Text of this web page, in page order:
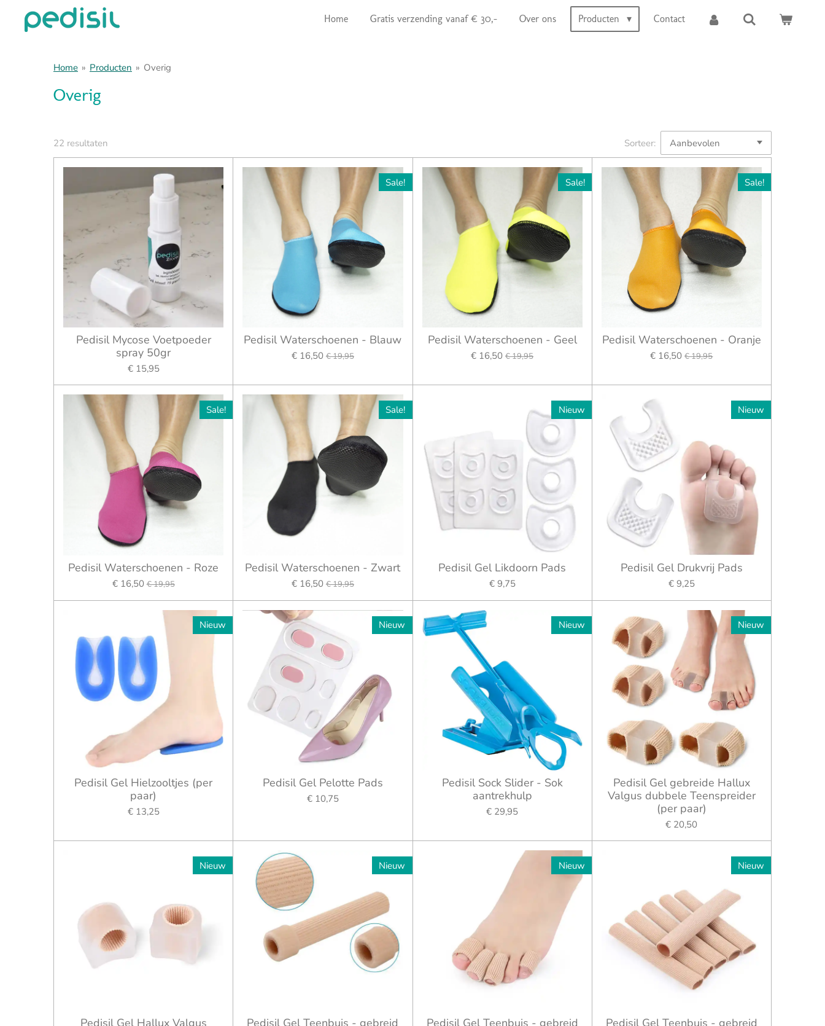
direct
hoofdinhoud
Home Gratis verzending vanaf € 30,- Over ons Producten Contact
Home » Producten » Overig
Overig
22 resultaten Sorteer:
Pedisil Mycose Voetpoeder
spray 50gr
€ 15,95
Sale!
Pedisil Waterschoenen - Blauw
€ 16,50 € 19,95
Sale!
Pedisil Waterschoenen - Geel
€ 16,50 € 19,95
Sale!
Pedisil Waterschoenen - Oranje
€ 16,50 € 19,95
Sale!
Pedisil Waterschoenen - Roze
€ 16,50 € 19,95
Sale!
Pedisil Waterschoenen - Zwart
€ 16,50 € 19,95
Nieuw
Pedisil Gel Likdoorn Pads
€ 9,75
Nieuw
Pedisil Gel Drukvrij Pads
€ 9,25
Nieuw
Pedisil Gel Hielzooltjes (per
paar)
€ 13,25
Nieuw
Pedisil Gel Pelotte Pads
€ 10,75
Nieuw
Pedisil Sock Slider - Sok
aantrekhulp
€ 29,95
Nieuw
Pedisil Gel gebreide Hallux
Valgus dubbele Teenspreider
(per paar)
€ 20,50
Nieuw
Pedisil Gel Hallux Valgus
Nieuw
Pedisil Gel Teenbuis - gebreid
Nieuw
Pedisil Gel Teenbuis - gebreid
Nieuw
Pedisil Gel Teenbuis - gebreid